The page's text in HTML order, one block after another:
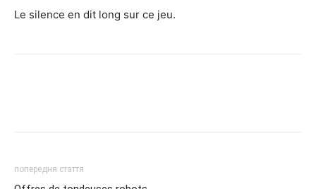
Le silence en dit long sur ce jeu.
попередня стаття